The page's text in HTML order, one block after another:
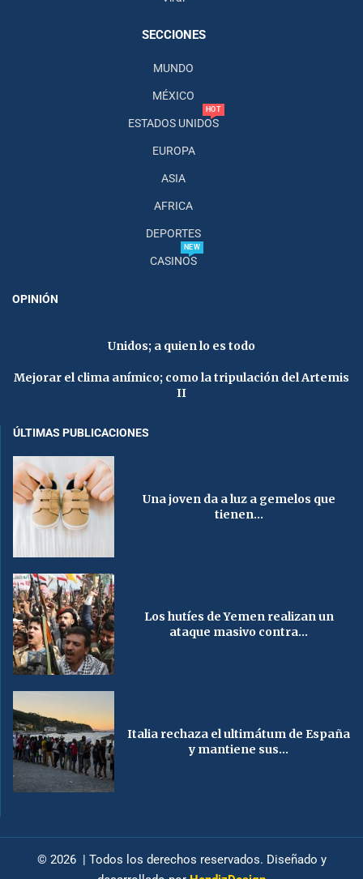
SECCIONES
MUNDO
MÉXICO
ESTADOS UNIDOS
HOT
EUROPA
ASIA
AFRICA
DEPORTES
CASINOS
NEW
OPINIÓN
Unidos; a quien lo es todo
Mejorar el clima anímico; como la tripulación del Artemis
II
ÚLTIMAS PUBLICACIONES
Una joven da a luz a gemelos que
tienen...
Los hutíes de Yemen realizan un
ataque masivo contra...
Italia rechaza el ultimátum de España
y mantiene sus...
© 2026 | Todos los derechos reservados. Diseñado y